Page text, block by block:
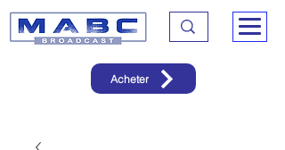
Acheter